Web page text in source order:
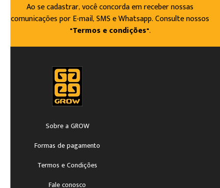
Ao se cadastrar, você concorda em receber nossas
comunicações por E-mail, SMS e Whatsapp. Consulte nossos
"Termos e condições".
Sobre a GROW
Formas de pagamento
Termos e Condições
Fale conosco